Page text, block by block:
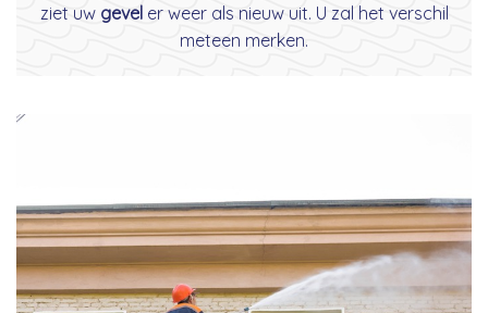
ziet uw geveler weer als nieuw uit. U zal het verschil
meteen merken.